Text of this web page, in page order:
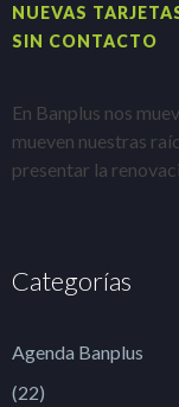
NUEVAS
SIN CONTACTO
En Banplus nos
mueven nuestras
presentar la
Categorías
Agenda Banplus
(22)